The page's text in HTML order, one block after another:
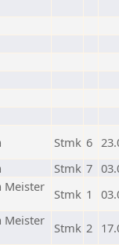
Stmk 6
Stmk 7
Meister
Stmk 1
Meister
Stmk 2